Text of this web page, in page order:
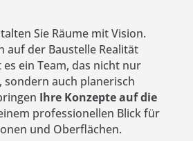
Sie Räume mit Vision.
auf der Baustelle Realität
ein Team, das nicht nur
auch planerisch
Ihre Konzepte auf die
professionellen Blick für
und Oberflächen.